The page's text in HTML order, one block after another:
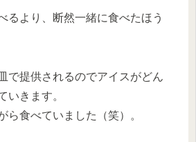
るより、断然一緒に食べたほう
で提供されるのでアイスがどん
いきます。
ら食べていました（笑）。